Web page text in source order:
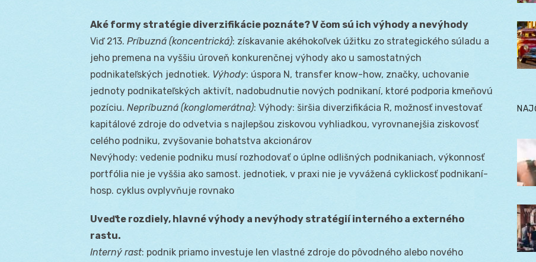
Aké formy stratégie diverzifikácie poznáte? V čom sú ich výhody a nevýhody
Viď 213. Príbuzná (koncentrická): získavanie akéhokoľvek úžitku zo strategického súladu a
jeho premena na vyššiu úroveň konkurenčnej výhody ako u samostatných
podnikateľských jednotiek. Výhody: úspora N, transfer know-how, značky, uchovanie
jednoty podnikateľských aktivít, nadobudnutie nových podnikaní, ktoré podporia kmeňovú
pozíciu. Nepríbuzná (konglomerátna): Výhody: širšia diverzifikácia R, možnosť investovať
kapitálové zdroje do odvetvia s najlepšou ziskovou vyhliadkou, vyrovnanejšia ziskovosť
celého podniku, zvyšovanie bohatstva akcionárov
Nevýhody: vedenie podniku musí rozhodovať o úplne odlišných podnikaniach, výkonnosť
portfólia nie je vyššia ako samost. jednotiek, v praxi nie je vyvážená cyklickosť podnikaní-
hosp. cyklus ovplyvňuje rovnako
Uveďte rozdiely, hlavné výhody a nevýhody stratégií interného a externého
rastu.
Interný rast: podnik priamo investuje len vlastné zdroje do pôvodného alebo nového